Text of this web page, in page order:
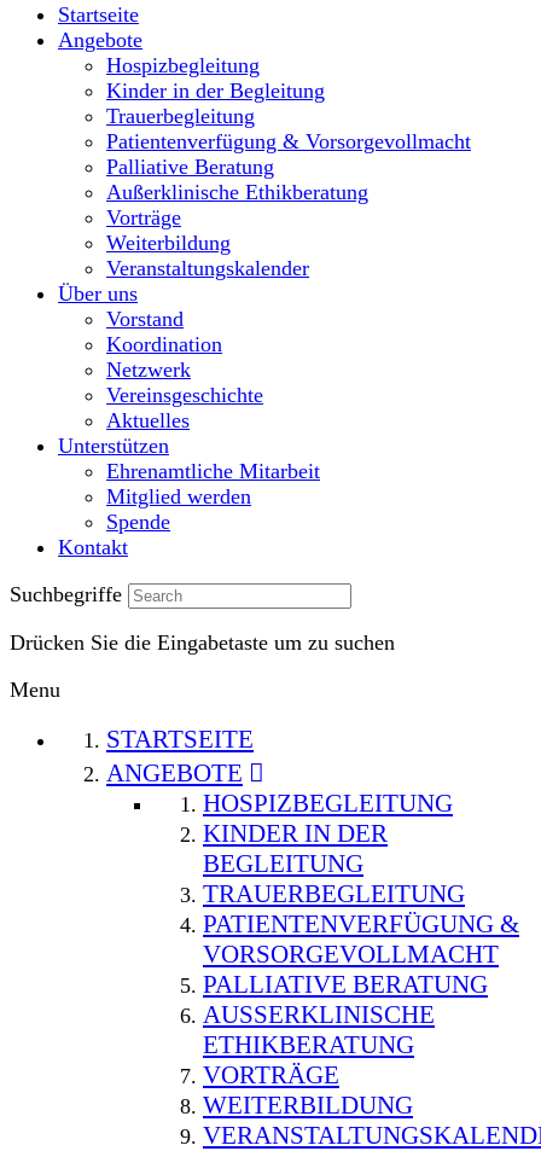
Startseite
Angebote
Hospizbegleitung
Kinder in der Begleitung
Trauerbegleitung
Patientenverfügung & Vorsorgevollmacht
Palliative Beratung
Außerklinische Ethikberatung
Vorträge
Weiterbildung
Veranstaltungskalender
Über uns
Vorstand
Koordination
Netzwerk
Vereinsgeschichte
Aktuelles
Unterstützen
Ehrenamtliche Mitarbeit
Mitglied werden
Spende
Kontakt
Suchbegriffe
Drücken Sie die Eingabetaste um zu suchen
Menu
STARTSEITE
ANGEBOTE
HOSPIZBEGLEITUNG
KINDER IN DER
BEGLEITUNG
TRAUERBEGLEITUNG
PATIENTENVERFÜGUNG &
VORSORGEVOLLMACHT
PALLIATIVE BERATUNG
AUSSERKLINISCHE E
THIKBERATUNG
VORTRÄGE
WEITERBILDUNG